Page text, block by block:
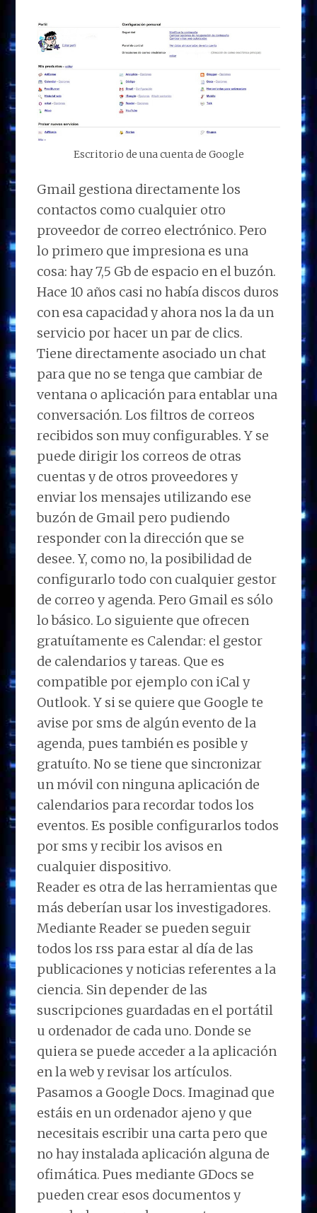
Escritorio de una cuenta de Google
Gmail gestiona directamente los
contactos como cualquier otro
proveedor de correo electrónico. Pero
lo primero que impresiona es una
cosa: hay 7,5 Gb de espacio en el buzón.
Hace 10 años casi no había discos duros
con esa capacidad y ahora nos la da un
servicio por hacer un par de clics.
Tiene directamente asociado un chat
para que no se tenga que cambiar de
ventana o aplicación para entablar una
conversación. Los filtros de correos
recibidos son muy configurables. Y se
puede dirigir los correos de otras
cuentas y de otros proveedores y
enviar los mensajes utilizando ese
buzón de Gmail pero pudiendo
responder con la dirección que se
desee. Y, como no, la posibilidad de
configurarlo todo con cualquier gestor
de correo y agenda. Pero Gmail es sólo
lo básico. Lo siguiente que ofrecen
gratuítamente es Calendar: el gestor
de calendarios y tareas. Que es
compatible por ejemplo con iCal y
Outlook. Y si se quiere que Google te
avise por sms de algún evento de la
agenda, pues también es posible y
gratuíto. No se tiene que sincronizar
un móvil con ninguna aplicación de
calendarios para recordar todos los
eventos. Es posible configurarlos todos
por sms y recibir los avisos en
cualquier dispositivo.
Reader es otra de las herramientas que
más deberían usar los investigadores.
Mediante Reader se pueden seguir
todos los rss para estar al día de las
publicaciones y noticias referentes a la
ciencia. Sin depender de las
suscripciones guardadas en el portátil
u ordenador de cada uno. Donde se
quiera se puede acceder a la aplicación
en la web y revisar los artículos.
Pasamos a Google Docs. Imaginad que
estáis en un ordenador ajeno y que
necesitais escribir una carta pero que
no hay instalada aplicación alguna de
ofimática. Pues mediante GDocs se
pueden crear esos documentos y